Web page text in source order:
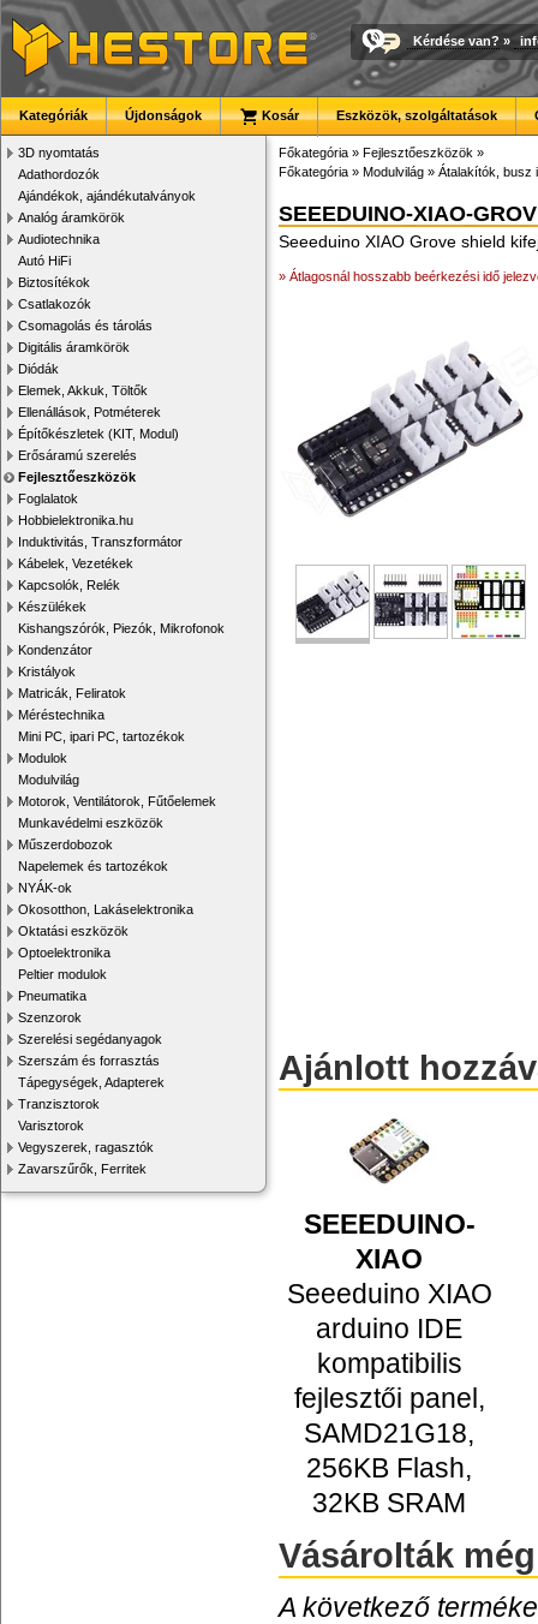
Kérdése van? »
Kategóriák Újdonságok Kosár Eszközök, szolgáltatások
3D nyomtatás
Adathordozók
Ajándékok, ajándékutalványok
Analóg áramkörök
Audiotechnika
Autó HiFi
Biztosítékok
Csatlakozók
Csomagolás és tárolás
Digitális áramkörök
Diódák
Elemek, Akkuk, Töltők
Ellenállások, Potméterek
Építőkészletek (KIT, Modul)
Erősáramú szerelés
Fejlesztőeszközök
Foglalatok
Hobbielektronika.hu
Induktivitás, Transzformátor
Kábelek, Vezetékek
Kapcsolók, Relék
Készülékek
Kishangszórók, Piezók, Mikrofonok
Kondenzátor
Kristályok
Matricák, Feliratok
Méréstechnika
Mini PC, ipari PC, tartozékok
Modulok
Modulvilág
Motorok, Ventilátorok, Fűtőelemek
Munkavédelmi eszközök
Műszerdobozok
Napelemek és tartozékok
NYÁK-ok
Okosotthon, Lakáselektronika
Oktatási eszközök
Optoelektronika
Peltier modulok
Pneumatika
Szenzorok
Szerelési segédanyagok
Szerszám és forrasztás
Tápegységek, Adapterek
Tranzisztorok
Varisztorok
Vegyszerek, ragasztók
Zavarszűrők, Ferritek
Főkategória » Fejlesztőeszközök »
Főkategória » Modulvilág » Átalakítók, busz
SEEEDUINO-XIAO-
Seeeduino XIAO Grove shield
» Átlagosnál hosszabb beérkezési idő
Ajánlott
SEEEDUINO-
XIAO
Seeeduino XIAO
arduino IDE
kompatibilis
fejlesztői panel,
SAMD21G18,
256KB Flash,
32KB SRAM
Vásárolták még
A következő